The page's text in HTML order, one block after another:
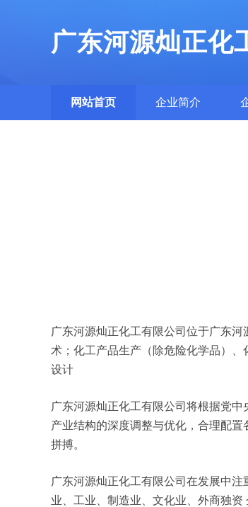
广东河源灿正化
网站首页 企业简介
广东河源灿正化工有限公司位于广东
术；化工产品生产（除危险化学品）
设计
广东河源灿正化工有限公司将根据党
产业结构的深度调整与优化，合理配
拼搏。
广东河源灿正化工有限公司在发展中
业、工业、制造业、文化业、外商独